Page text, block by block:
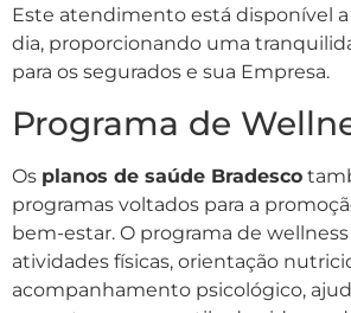
Este atendimento está disponível
dia, proporcionando uma
para os segurados e sua Empresa.
Programa de
Os planos de saúde Bradesco
programas voltados para a
bem-estar. O programa de
atividades físicas, orientação
acompanhamento psicológico,